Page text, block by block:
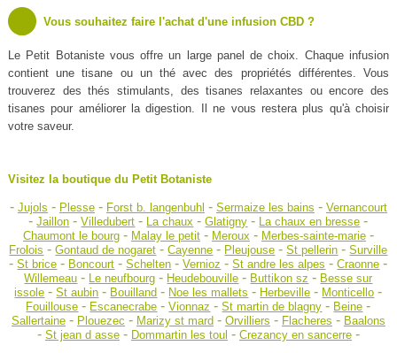
Vous souhaitez faire l'achat d'une infusion CBD ?
Le Petit Botaniste vous offre un large panel de choix. Chaque infusion
contient une tisane ou un thé avec des propriétés différentes. Vous
trouverez des thés stimulants, des tisanes relaxantes ou encore des
tisanes pour améliorer la digestion. Il ne vous restera plus qu'à choisir
votre saveur.
Visitez la boutique du Petit Botaniste
- Jujols - Plesse- Forst b. langenbuhl - Sermaize les bains - Vernancourt
-Jaillon -Villedubert - La chaux -Glatigny - La chaux en bresse -
Chaumont le bourg- Malay le petit- Meroux - Merbes-sainte-marie-
Frolois -Gontaud de nogaret -Cayenne - Pleujouse -St pellerin -Surville
-St brice - Boncourt -Schelten -Vernioz -St andre les alpes -Craonne -
Willemeau - Le neufbourg - Heudebouville - Buttikon sz - Besse sur
issole -St aubin - Bouilland - Noe les mallets - Herbeville - Monticello -
Fouillouse - Escanecrabe -Vionnaz -St martin de blagny - Beine -
Sallertaine- Plouezec - Marizy st mard- Orvilliers - Flacheres - Baalons
- St jean d asse- Dommartin les toul - Crezancy en sancerre-